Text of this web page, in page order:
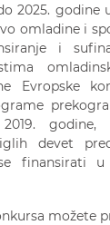
2025. godine
omladine i
i
Evropske
godine,
devet
finansirati u
možete